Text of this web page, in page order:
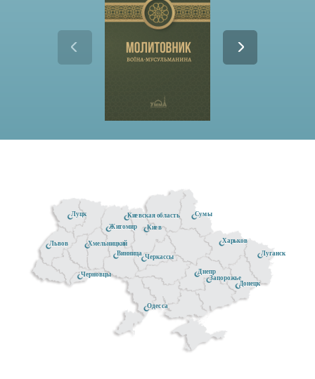
Черкассы
Черновцы
Сумы
Луганск
Одесса
Донецк
Киев
Днепр
Киевская область
Запорожье
Житомир
Винница
Хмельницкий
Луцк
Львов Харьков